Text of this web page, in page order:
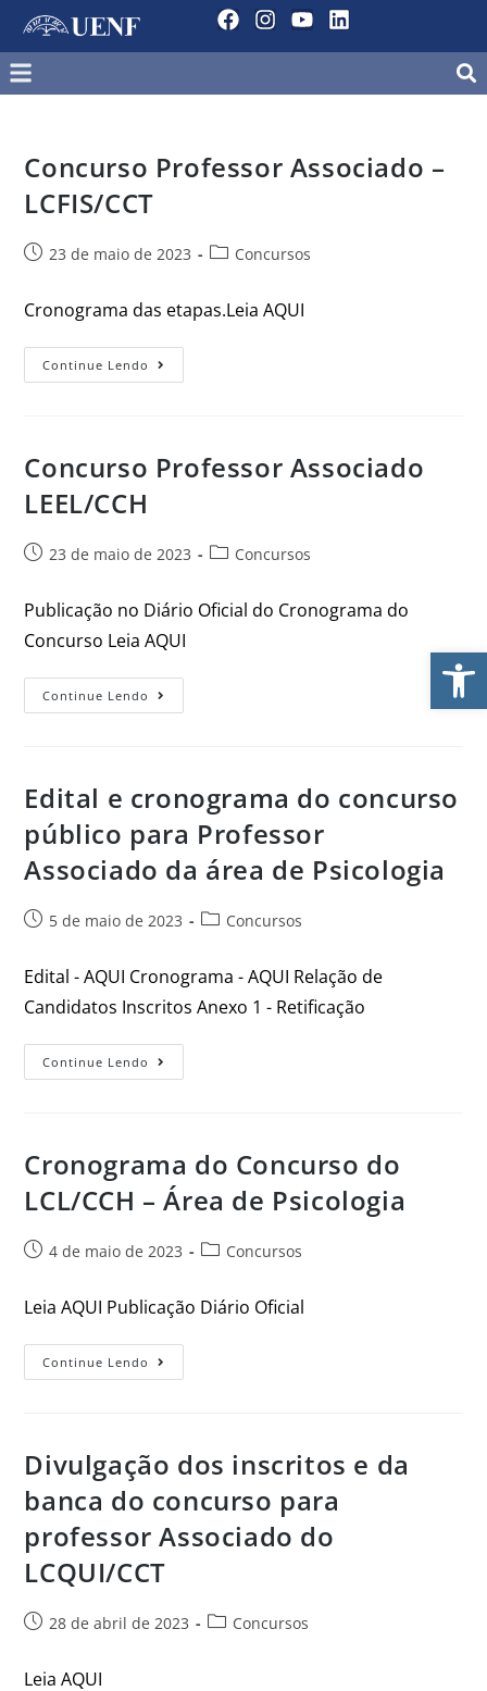
Concurso Professor Associado –
LCFIS/CCT
23 de maio de 2023 Concursos
Cronograma das etapas.Leia AQUI
Continue Lendo
Concurso Professor Associado
LEEL/CCH
23 de maio de 2023 Concursos
Publicação no Diário Oficial do Cronograma do
Concurso Leia AQUI
Continue Lendo
Edital e cronograma do concurso
público para Professor
Associado da área de Psicologia
5 de maio de 2023 Concursos
Edital - AQUI Cronograma - AQUI Relação de
Candidatos Inscritos Anexo 1 - Retificação
Continue Lendo
Cronograma do Concurso do
LCL/CCH – Área de Psicologia
4 de maio de 2023 Concursos
Leia AQUI Publicação Diário Oficial
Continue Lendo
Divulgação dos inscritos e da
banca do concurso para
professor Associado do
LCQUI/CCT
28 de abril de 2023 Concursos
Leia AQUI